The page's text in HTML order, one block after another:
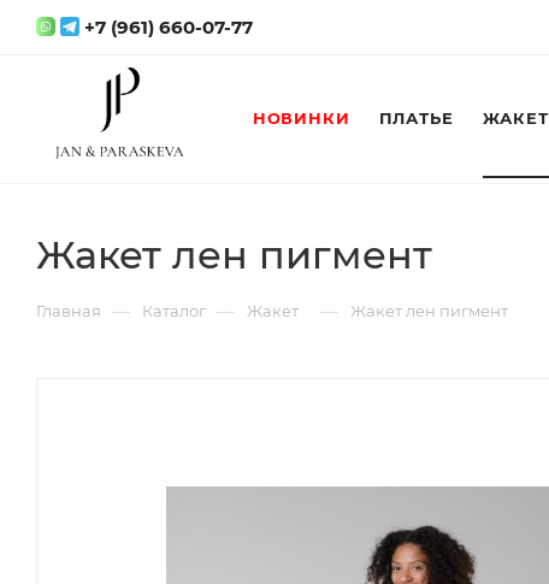
+7 (961) 660-07-77
НОВИНКИ ПЛАТЬЕ ЖАКЕТ
Жакет лен пигмент
Главная — Каталог — Жакет — Жакет лен пигмент